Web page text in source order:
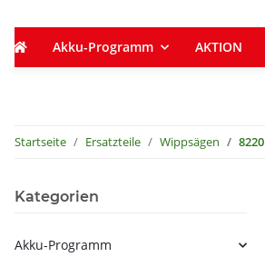
Akku-Programm AKTION
Startseite Ersatzteile Wippsägen 8220
Kategorien
Akku-Programm